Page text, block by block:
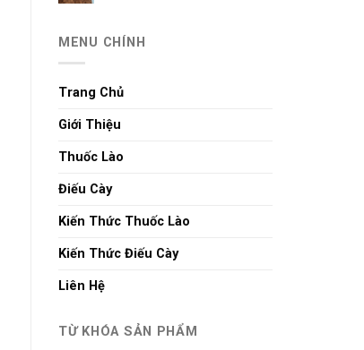
MENU CHÍNH
Trang Chủ
Giới Thiệu
Thuốc Lào
Điếu Cày
Kiến Thức Thuốc Lào
Kiến Thức Điếu Cày
Liên Hệ
TỪ KHÓA SẢN PHẨM